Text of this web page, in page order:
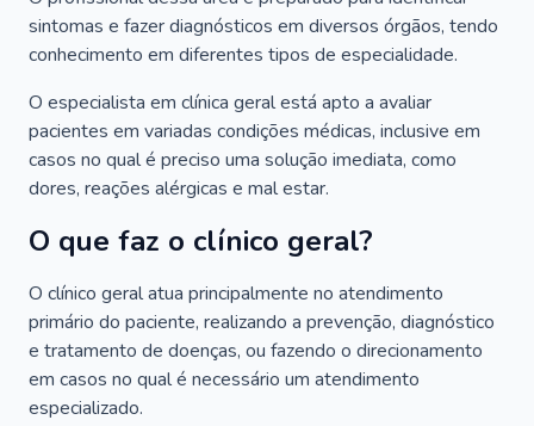
sintomas e fazer diagnósticos em diversos órgãos, tendo
conhecimento em diferentes tipos de especialidade.
O especialista em clínica geral está apto a avaliar
pacientes em variadas condições médicas, inclusive em
casos no qual é preciso uma solução imediata, como
dores, reações alérgicas e mal estar.
O que faz o clínico geral?
O clínico geral atua principalmente no atendimento
primário do paciente, realizando a prevenção, diagnóstico
e tratamento de doenças, ou fazendo o direcionamento
em casos no qual é necessário um atendimento
especializado.